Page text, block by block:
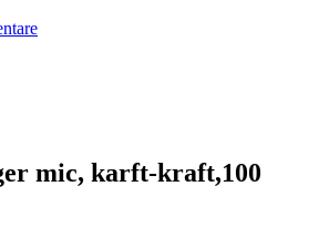
mic, karft-kraft,100